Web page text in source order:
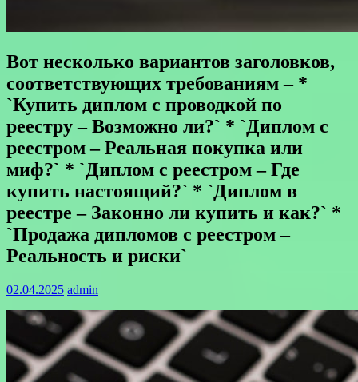
Вот несколько вариантов заголовков,
соответствующих требованиям – *
`Купить диплом с проводкой по
реестру – Возможно ли?` * `Диплом с
реестром – Реальная покупка или
миф?` * `Диплом с реестром – Где
купить настоящий?` * `Диплом в
реестре – Законно ли купить и как?` *
`Продажа дипломов с реестром –
Реальность и риски`
02.04.2025 admin